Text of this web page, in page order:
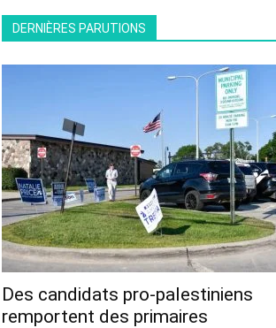
DERNIÈRES PARUTIONS
Des candidats pro-palestiniens
remportent des primaires